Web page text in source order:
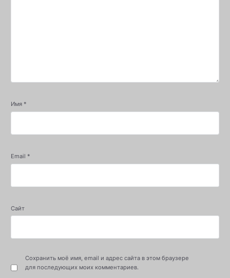
Имя *
Email *
Сайт
Сохранить моё имя, email и адрес сайта в этом браузере
для последующих моих комментариев.